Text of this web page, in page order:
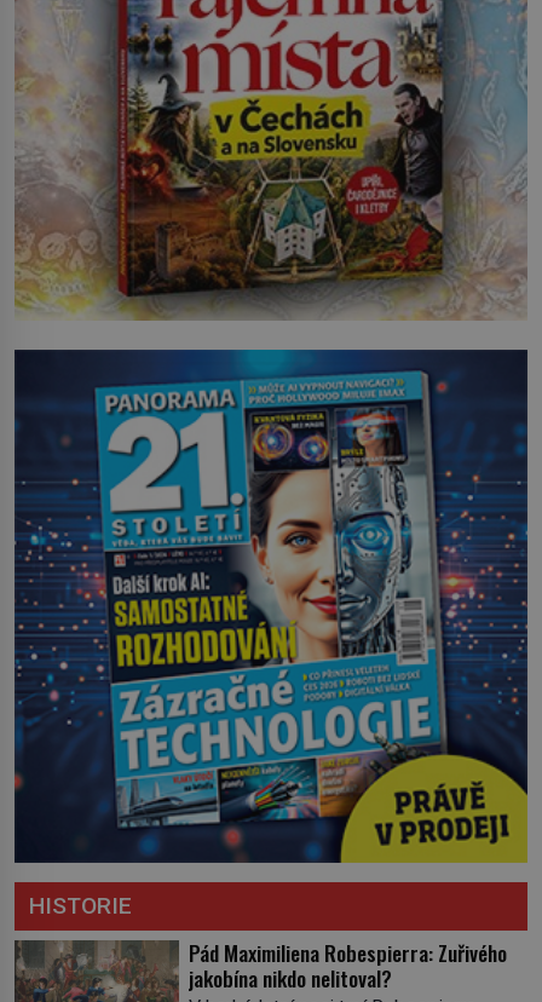
HISTORIE
Pád Maximiliena Robespierra: Zuřivého
jakobína nikdo nelitoval?